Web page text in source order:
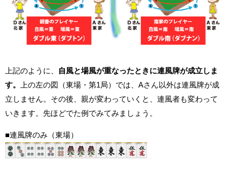
上記のように、
自風と場風が重なったときに連風牌が成立しま
す。
上の左の図（東場・第1局）では、Aさん以外は連風牌が成
立しません。その後、親が変わっていくと、連風者も変わって
いきます。先ほどでた例でみてみましょう。
■連風牌のみ（東場）